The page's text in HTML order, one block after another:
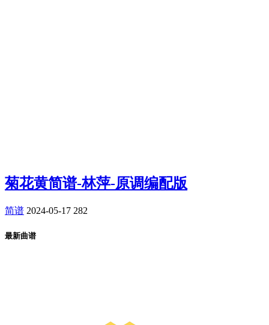
菊花黄简谱-林萍-原调编配版
简谱 2024-05-17 282
最新曲谱